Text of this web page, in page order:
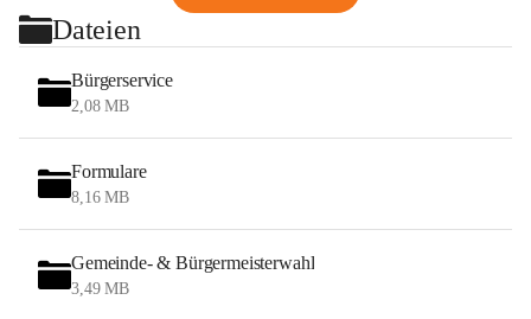
Dateien
Bürgerservice
2,08 MB
Formulare
8,16 MB
Gemeinde- & Bürgermeisterwahl
3,49 MB